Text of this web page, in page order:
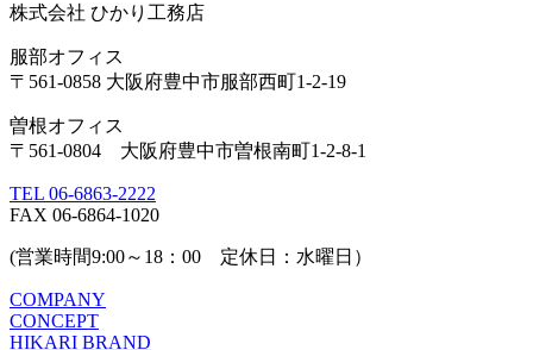
株式会社 ひかり工務店
服部オフィス
〒561-0858 大阪府豊中市服部西町1-2-19
曽根オフィス
〒561-0804 大阪府豊中市曽根南町1-2-8-1
TEL 06-6863-2222
FAX 06-6864-1020
(営業時間9:00～18：00 定休日：水曜日）
COMPANY
CONCEPT
HIKARI BRAND